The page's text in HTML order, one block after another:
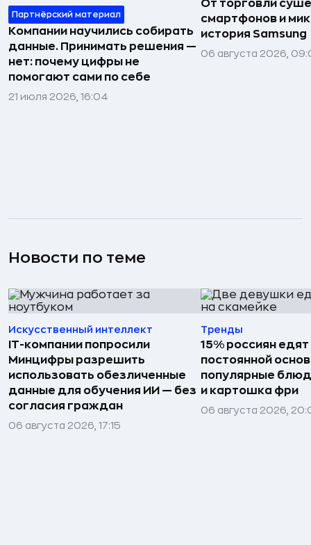
Партнёрский материал
Компании научились собирать
данные. Принимать решения —
нет: почему цифры не
помогают сами по себе
21 июля 2026, 16:04
От торговли
смартфонов и
история Samsung
06 августа 2026,
Новости по теме
Искусственный интеллект
IT-компании попросили
Минцифры разрешить
использовать обезличенные
данные для обучения ИИ — без
согласия граждан
06 августа 2026, 17:15
Тренды
15% россиян
постоянной
популярные
и картошка фри
06 августа 2026,